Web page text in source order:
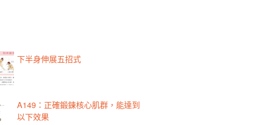
下半身伸展五招式
A149：正確鍛鍊核心肌群，能達到
以下效果